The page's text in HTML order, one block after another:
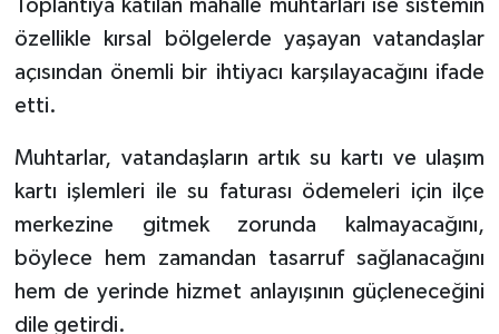
Toplantıya katılan mahalle muhtarları ise sistemin
özellikle kırsal bölgelerde yaşayan vatandaşlar
açısından önemli bir ihtiyacı karşılayacağını ifade
etti.
Muhtarlar, vatandaşların artık su kartı ve ulaşım
kartı işlemleri ile su faturası ödemeleri için ilçe
merkezine gitmek zorunda kalmayacağını,
böylece hem zamandan tasarruf sağlanacağını
hem de yerinde hizmet anlayışının güçleneceğini
dile getirdi.